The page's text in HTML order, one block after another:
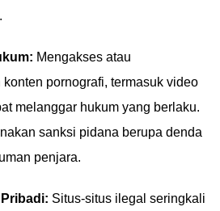
Mengakses atau
pornografi, termasuk video
melanggar hukum yang berlaku.
sanksi pidana berupa denda
penjara.
Situs-situs ilegal seringkali